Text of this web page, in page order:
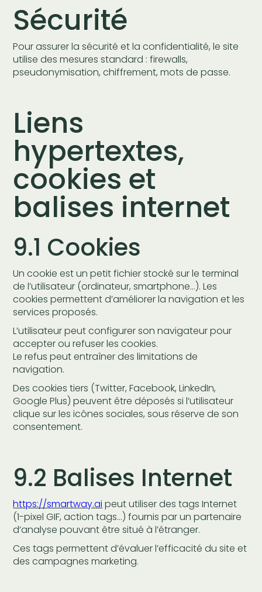
Sécurité
Pour assurer la sécurité et la confidentialité, le site
utilise des mesures standard : firewalls,
pseudonymisation, chiffrement, mots de passe.
Liens
hypertextes,
cookies et
balises internet
9.1 Cookies
Un cookie est un petit fichier stocké sur le terminal
de l’utilisateur (ordinateur, smartphone…). Les
cookies permettent d’améliorer la navigation et les
services proposés.
L’utilisateur peut configurer son navigateur pour
accepter ou refuser les cookies.
Le refus peut entraîner des limitations de
navigation.
Des cookies tiers (Twitter, Facebook, LinkedIn,
Google Plus) peuvent être déposés si l’utilisateur
clique sur les icônes sociales, sous réserve de son
consentement.
9.2 Balises Internet
https://smartway.ai peut utiliser des tags Internet
(1-pixel GIF, action tags…) fournis par un partenaire
d’analyse pouvant être situé à l’étranger.
Ces tags permettent d’évaluer l’efficacité du site et
des campagnes marketing.